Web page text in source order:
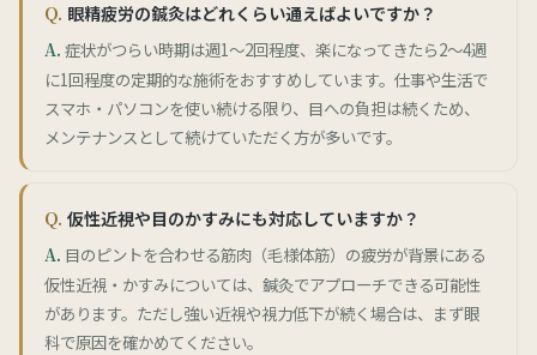
眼精疲労の鍼灸はどれくらい通えばよいですか？
症状がつらい時期は週1〜2回程度、楽になってきたら2〜4週
に1回程度の定期的な施術をおすすめしています。仕事や生活で
スマホ・パソコンを使い続ける限り、目への負担は続くため、
メンテナンスとして続けていただく方が多いです。
仮性近視や目のかすみにも対応していますか？
目のピントを合わせる筋肉（毛様体筋）の疲労が背景にある
仮性近視・かすみについては、鍼灸でアプローチできる可能性
があります。ただし強い近視や視力低下が続く場合は、まず眼
科で原因を確かめてください。